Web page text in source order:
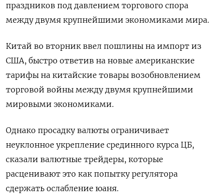
праздников под давлением торгового спора
между двумя крупнейшими экономиками мира.
Китай во вторник ввел пошлины на импорт из
США, быстро ответив на новые американские
тарифы на китайские товары возобновлением
торговой войны между двумя крупнейшими
мировыми экономиками.
Однако просадку валюты ограничивает
неуклонное укрепление срединного курса ЦБ,
сказали валютные трейдеры, которые
расценивают это как попытку регулятора
сдержать ослабление юаня.